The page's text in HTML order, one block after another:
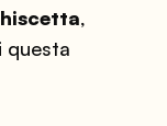
,
questa